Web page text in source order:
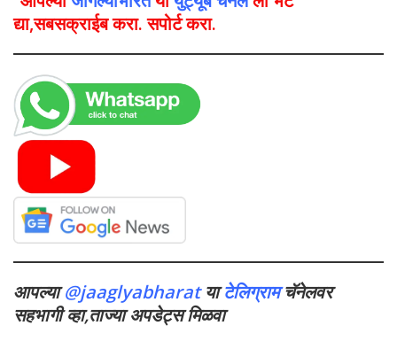
द्या,सबसक्राईब करा. सपोर्ट करा.
आपल्या@jaaglyabharatयाटेलिग्रामचॅनेलवर
सहभागी व्हा,ताज्या अपडेट्स मिळवा